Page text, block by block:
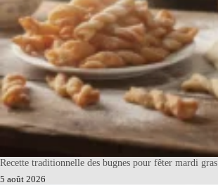
Recette traditionnelle des bugnes pour fêter mardi gras
5 août 2026